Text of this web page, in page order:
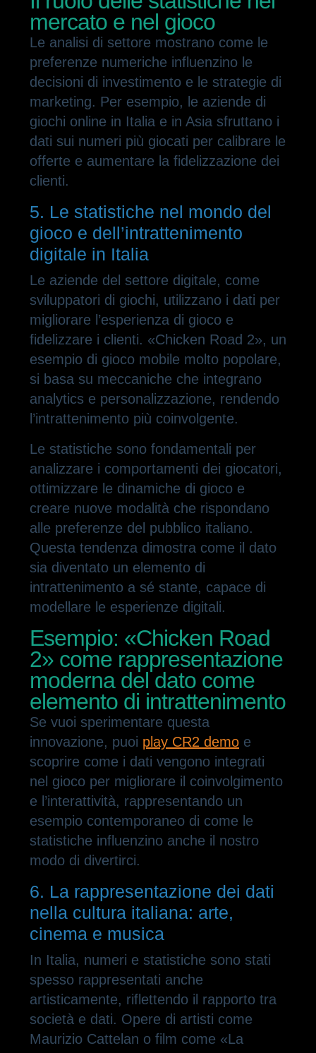
mercato e nel gioco
Le analisi di settore mostrano come le
preferenze numeriche influenzino le
decisioni di investimento e le strategie di
marketing. Per esempio, le aziende di
giochi online in Italia e in Asia sfruttano i
dati sui numeri più giocati per calibrare le
offerte e aumentare la fidelizzazione dei
clienti.
5. Le statistiche nel mondo del
gioco e dell’intrattenimento
digitale in Italia
Le aziende del settore digitale, come
sviluppatori di giochi, utilizzano i dati per
migliorare l’esperienza di gioco e
fidelizzare i clienti. «Chicken Road 2», un
esempio di gioco mobile molto popolare,
si basa su meccaniche che integrano
analytics e personalizzazione, rendendo
l’intrattenimento più coinvolgente.
Le statistiche sono fondamentali per
analizzare i comportamenti dei giocatori,
ottimizzare le dinamiche di gioco e
creare nuove modalità che rispondano
alle preferenze del pubblico italiano.
Questa tendenza dimostra come il dato
sia diventato un elemento di
intrattenimento a sé stante, capace di
modellare le esperienze digitali.
Esempio: «Chicken Road
2» come rappresentazione
moderna del dato come
elemento di intrattenimento
Se vuoi sperimentare questa
innovazione, puoi play CR2 demo e
scoprire come i dati vengono integrati
nel gioco per migliorare il coinvolgimento
e l’interattività, rappresentando un
esempio contemporaneo di come le
statistiche influenzino anche il nostro
modo di divertirci.
6. La rappresentazione dei dati
nella cultura italiana: arte,
cinema e musica
In Italia, numeri e statistiche sono stati
spesso rappresentati anche
artisticamente, riflettendo il rapporto tra
società e dati. Opere di artisti come
Maurizio Cattelan o film come «La